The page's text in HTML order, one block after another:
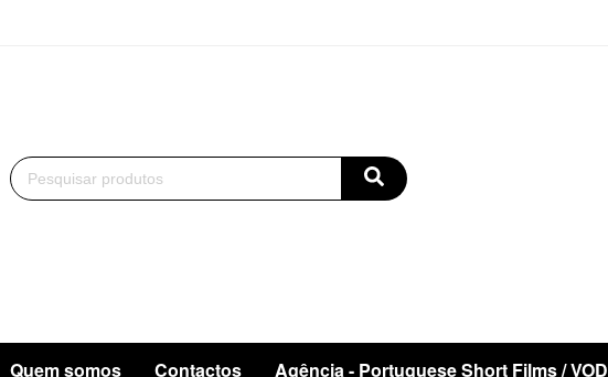
Quem somos Contactos Agência - Portuguese Short Films / VOD